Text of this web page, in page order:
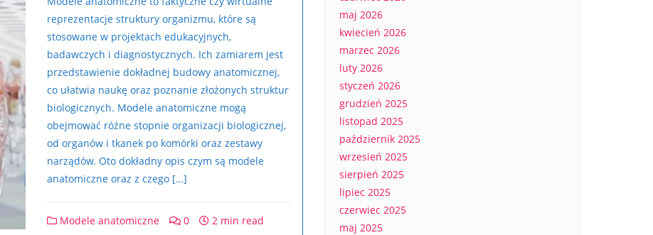
reprezentacje struktury organizmu, które są
stosowane w projektach edukacyjnych,
badawczych i diagnostycznych. Ich zamiarem jest
przedstawienie dokładnej budowy anatomicznej,
co ułatwia naukę oraz poznanie złożonych struktur
biologicznych. Modele anatomiczne mogą
obejmować różne stopnie organizacji biologicznej,
od organów i tkanek po komórki oraz zestawy
narządów. Oto dokładny opis czym są modele
anatomiczne oraz z czego […]
Modele anatomiczne 0 2 min read
maj 2026
kwiecień 2026
marzec 2026
luty 2026
styczeń 2026
grudzień 2025
listopad 2025
październik 2025
wrzesień 2025
sierpień 2025
lipiec 2025
czerwiec 2025
maj 2025